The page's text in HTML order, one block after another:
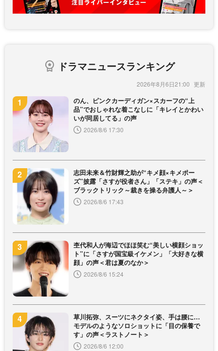
ドラマニュースランキング
2026年8月6日21:00
のん、ピンクカーディガン×スカーフの“上
品”でおしゃれな着こなしに「キレイとかわい
いが同居してる」の声
2026/8/6 17:30
志田未来＆竹財輝之助が“キメ顔×キメポー
ズ”披露「さすが役者さん」「ステキ」の声＜
ブラックトリック～裁きを操る弁護人～＞
2026/8/6 17:43
杢代和人が海辺でほほ笑む“美しい横顔ショッ
ト”に「さすが国宝級イケメン」「大好きな横
顔」の声＜君は夏のなか＞
2026/8/6 15:24
草川拓弥、スーツにネクタイ姿、手は腰に…
モデルのようなソロショットに「目の保養で
す」の声＜ラストノート＞
2026/8/6 12:00